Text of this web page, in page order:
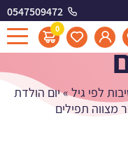
0547509472
0
מצווה
לפי גיל»יום הולדת
מצווה תפילים